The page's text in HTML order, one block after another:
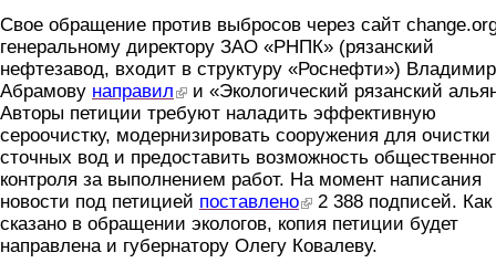
Свое обращение против выбросов через сайт
генеральному директору ЗАО «РНПК» (рязанский
нефтезавод, входит в структуру «Роснефти»)
Абрамову направил (link is external)
и «Экологический рязанский
Авторы петиции требуют наладить эффективную
сероочистку, модернизировать сооружения для очистки
сточных вод и предоставить возможность
контроля за выполнением работ. На момент написания
новости под петицией поставлено(link is external)
2 388 подписей. Как
сказано в обращении экологов, копия петиции будет
направлена и губернатору Олегу Ковалеву.